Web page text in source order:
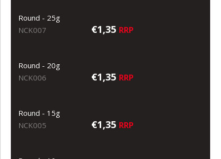
Round - 25g
NCK007
€1,35 RRP
Round - 20g
NCK006
€1,35 RRP
Round - 15g
NCK005
€1,35 RRP